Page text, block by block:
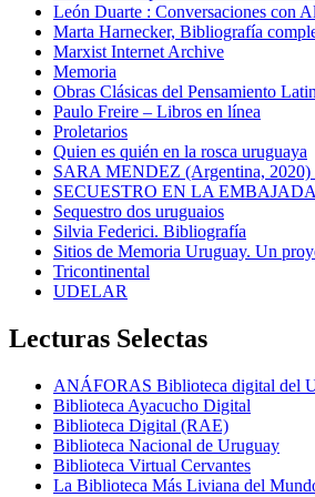
León Duarte : Conversaciones con
Marta Harnecker, Bibliografía
Marxist Internet Archive
Memoria
Obras Clásicas del Pensamiento
Paulo Freire – Libros en línea
Proletarios
Quien es quién en la rosca uruguaya
SARA MENDEZ (Argentina, 2020)
SECUESTRO EN LA
Sequestro dos uruguaios
Silvia Federici. Bibliografía
Sitios de Memoria Uruguay. Un
Tricontinental
UDELAR
Lecturas Selectas
ANÁFORAS Biblioteca digital del
Biblioteca Ayacucho Digital
Biblioteca Digital (RAE)
Biblioteca Nacional de Uruguay
Biblioteca Virtual Cervantes
La Biblioteca Más Liviana del